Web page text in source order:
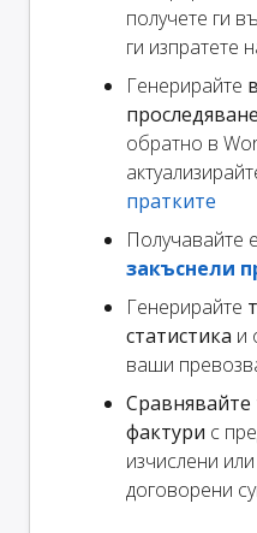
получете ги
ги изпратете
Генерирайте
проследяване
обратно в
пратките
Получавайте
закъснели
Генерирайте
статистика и
ваши
фактури с
изчислени
договорени